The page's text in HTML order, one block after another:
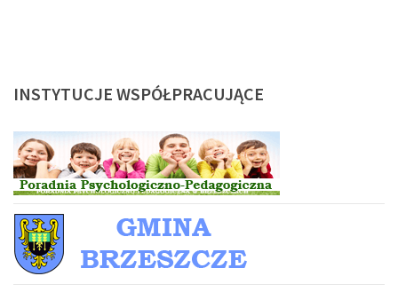
INSTYTUCJE WSPÓŁPRACUJĄCE